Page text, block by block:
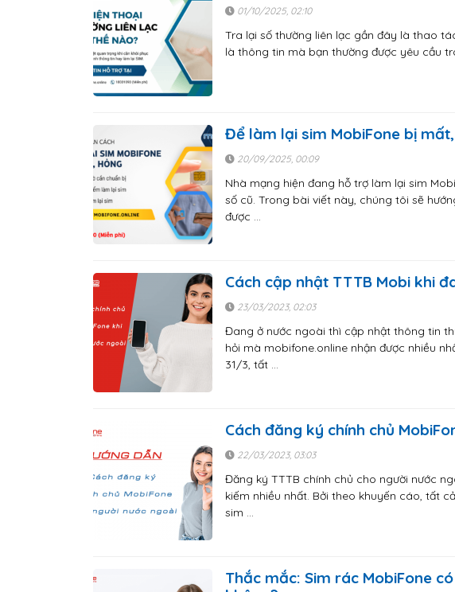
01/10/2025, 02:10
Tra lại số thường liên lạc gần đây là thao
là thông tin mà bạn thường được yêu cầu
Để làm lại sim MobiFone bị
20/09/2025, 00:09
Nhà mạng hiện đang hỗ trợ làm lại sim
số cũ. Trong bài viết này, chúng tôi sẽ
được …
Cách cập nhật TTTB Mobi khi
23/03/2023, 02:03
Đang ở nước ngoài thì cập nhật thông tin
hỏi mà mobifone.online nhận được nhiều
31/3, tất …
Cách đăng ký chính chủ
22/03/2023, 03:03
Đăng ký TTTB chính chủ cho người nước
kiếm nhiều nhất. Bởi theo khuyến cáo, tất
sim …
Thắc mắc: Sim rác MobiFone